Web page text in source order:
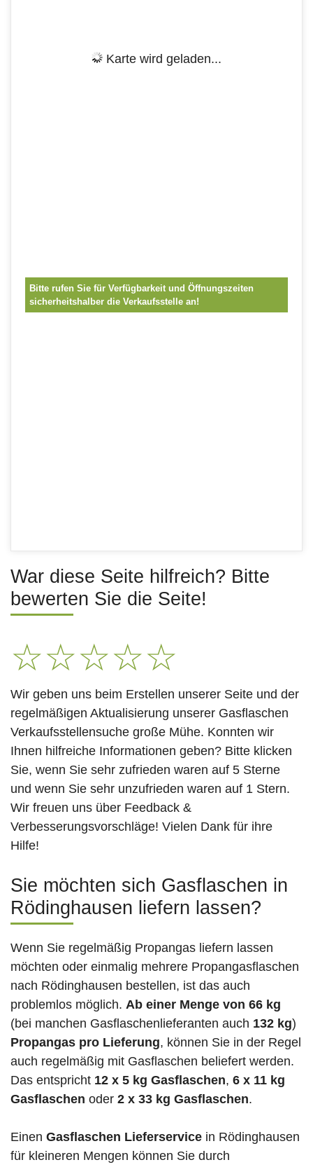
Karte wird geladen...
Bitte rufen Sie für Verfügbarkeit und Öffnungszeiten
sicherheitshalber die Verkaufsstelle an!
War diese Seite hilfreich? Bitte
bewerten Sie die Seite!
☆☆☆☆☆
Wir geben uns beim Erstellen unserer Seite und der
regelmäßigen Aktualisierung unserer Gasflaschen
Verkaufsstellensuche große Mühe. Konnten wir
Ihnen hilfreiche Informationen geben? Bitte klicken
Sie, wenn Sie sehr zufrieden waren auf 5 Sterne
und wenn Sie sehr unzufrieden waren auf 1 Stern.
Wir freuen uns über Feedback &
Verbesserungsvorschläge! Vielen Dank für ihre
Hilfe!
Sie möchten sich Gasflaschen in
Rödinghausen liefern lassen?
Wenn Sie regelmäßig Propangas liefern lassen
möchten oder einmalig mehrere Propangasflaschen
nach Rödinghausen bestellen, ist das auch
problemlos möglich. Ab einer Menge von 66 kg
(bei manchen Gasflaschenlieferanten auch 132 kg)
Propangas pro Lieferung, können Sie in der Regel
auch regelmäßig mit Gasflaschen beliefert werden.
Das entspricht 12 x 5 kg Gasflaschen, 6 x 11 kg
Gasflaschen oder 2 x 33 kg Gasflaschen.
Einen Gasflaschen Lieferservice in Rödinghausen
für kleineren Mengen können Sie durch